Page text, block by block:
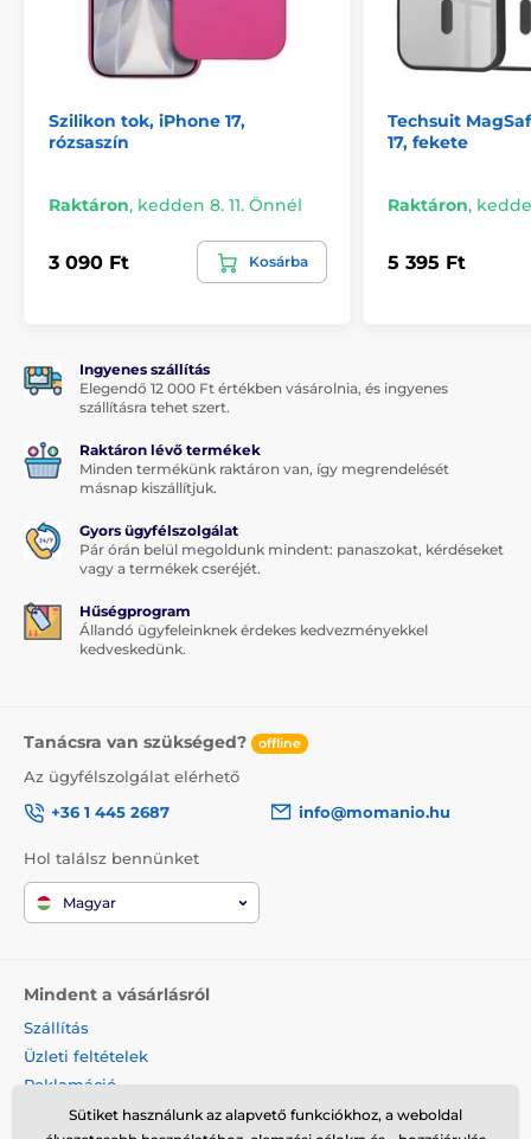
Szilikon tok, iPhone 17,
rózsaszín
Raktáron, kedden 8. 11. Önnél
3 090 Ft Kosárba
Techsuit
17, fekete
Raktáron,
5 395 Ft
Ingyenes szállítás
Elegendő 12 000 Ft értékben vásárolnia, és ingyenes
szállításra tehet szert.
Raktáron lévő termékek
Minden termékünk raktáron van, így megrendelését
másnap kiszállítjuk.
Gyors ügyfélszolgálat
Pár órán belül megoldunk mindent: panaszokat, kérdéseket
vagy a termékek cseréjét.
Hűségprogram
Állandó ügyfeleinknek érdekes kedvezményekkel
kedveskedünk.
Tanácsra van szükséged? offline
Az ügyfélszolgálat elérhető
+36 1 445 2687
info@momanio.hu
Hol találsz bennünket
Magyar
Mindent a vásárlásról
Szállítás
Üzleti feltételek
Reklamáció
Termék visszaküldése
Sütiket használunk az alapvető funkciókhoz, a weboldal